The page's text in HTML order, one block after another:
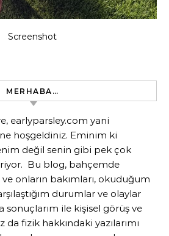
Screenshot
MERHABA…
earlyparsley.com yani
hoşgeldiniz. Eminim ki
değil senin gibi pek çok
Bu blog, bahçemde
onların bakımları, okuduğum
durumlar ve olaylar
sonuçlarım ile kişisel görüş ve
fizik hakkındaki yazılarımı